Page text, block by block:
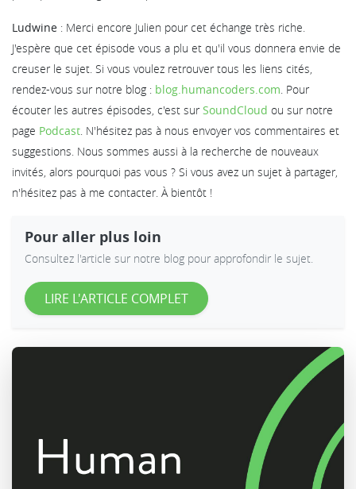
Ludwine : Merci encore Julien pour cet échange très riche.
J'espère que cet épisode vous a plu et qu'il vous donnera envie de
creuser le sujet. Si vous voulez retrouver tous les liens cités,
rendez-vous sur notre blog : blog.humancoders.com. Pour
écouter les autres épisodes, c'est surSoundCloud ou sur notre
page Podcast. N'hésitez pas à nous envoyer vos commentaires et
suggestions. Nous sommes aussi à la recherche de nouveaux
invités, alors pourquoi pas vous ? Si vous avez un sujet à partager,
n'hésitez pas à me contacter. À bientôt !
Pour aller plus loin
Consultez l'article sur notre blog pour approfondir le sujet.
LIRE L'ARTICLE COMPLET